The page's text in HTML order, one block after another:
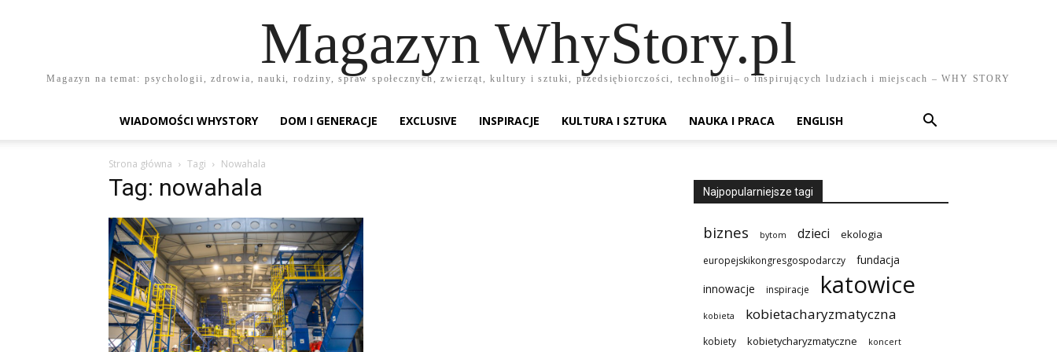
Magazyn WhyStory.pl
Magazyn na temat: psychologii, zdrowia, nauki, rodziny, spraw społecznych, zwierząt, kultury i sztuki, przedsiębiorczości, technologii– o inspirujących ludziach i miejscach – WHY STORY
WIADOMOŚCI WHYSTORY DOM I GENERACJE EXCLUSIVE INSPIRACJE KULTURA I SZTUKA NAUKA I PRACA ENGLISH
Strona główna Tagi Nowahala
Tag: nowahala Najpopularniejsze tagi
biznes bytom dzieci ekologia
europejskikongresgospodarczy fundacja
innowacje inspiracje katowice
kobieta kobietacharyzmatyczna
kobiety kobietycharyzmatyczne koncert